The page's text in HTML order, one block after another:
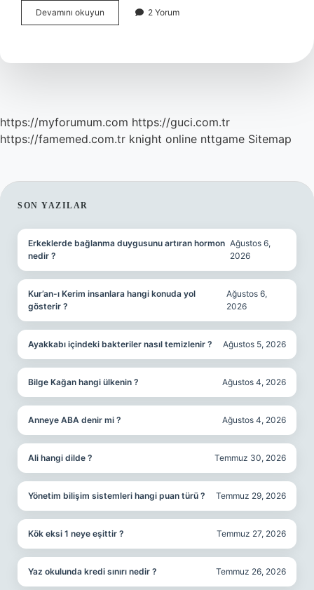
Devamını okuyun Mukayeseli
olarak
2 Yorum
https://myforumum.com https://guci.com.tr
https://famemed.com.tr knight online nttgame Sitemap
SIDEBAR
SON YAZILAR
Erkeklerde bağlanma duygusunu artıran hormon
nedir ?
Ağustos 6,
2026
Kur’an-ı Kerim insanlara hangi konuda yol
gösterir ?
Ağustos 6,
2026
Ayakkabı içindeki bakteriler nasıl temizlenir ? Ağustos 5, 2026
Bilge Kağan hangi ülkenin ? Ağustos 4, 2026
Anneye ABA denir mi ? Ağustos 4, 2026
Ali hangi dilde ? Temmuz 30, 2026
Yönetim bilişim sistemleri hangi puan türü ? Temmuz 29, 2026
Kök eksi 1 neye eşittir ? Temmuz 27, 2026
Yaz okulunda kredi sınırı nedir ? Temmuz 26, 2026